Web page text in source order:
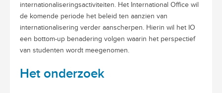
internationaliseringsactiviteiten. Het International Office wil
de komende periode het beleid ten aanzien van
internationalisering verder aanscherpen. Hierin wil het IO
een bottom-up benadering volgen waarin het perspectief
van studenten wordt meegenomen.
Het onderzoek